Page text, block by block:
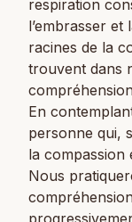
respiration
l’embrasser
racines de la
trouvent dans
En
personne qui,
la compassion
Nous